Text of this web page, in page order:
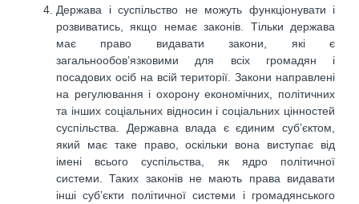
Держава і суспільство не можуть функціонувати і
розвиватись, якщо немає законів. Тільки держава
має право видавати закони, які є
загальнообов’язковими для всіх громадян і
посадових осіб на всій території. Закони направлені
на регулювання і охорону економічних, політичних
та інших соціальних відносин і соціальних цінностей
суспільства. Державна влада є єдиним суб’єктом,
який має таке право, оскільки вона виступає від
імені всього суспільства, як ядро політичної
системи. Таких законів не мають права видавати
інші суб’єкти політичної системи і громадянського